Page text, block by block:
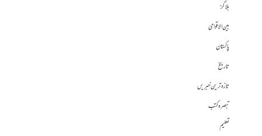
بلاگز
بین الاقوامی
پاکستان
تاریخ
تازہ ترین خبریں
تبصرہ کتب
تعلیم